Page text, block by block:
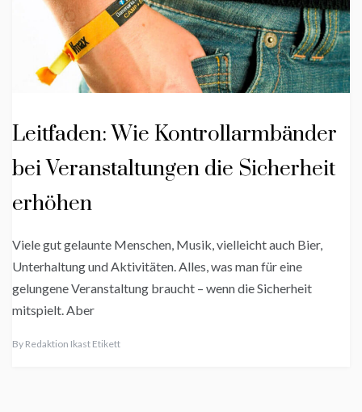
Leitfaden: Wie Kontrollarmbänder
bei Veranstaltungen die Sicherheit
erhöhen
Viele gut gelaunte Menschen, Musik, vielleicht auch Bier,
Unterhaltung und Aktivitäten. Alles, was man für eine
gelungene Veranstaltung braucht – wenn die Sicherheit
mitspielt. Aber
By Redaktion Ikast Etikett